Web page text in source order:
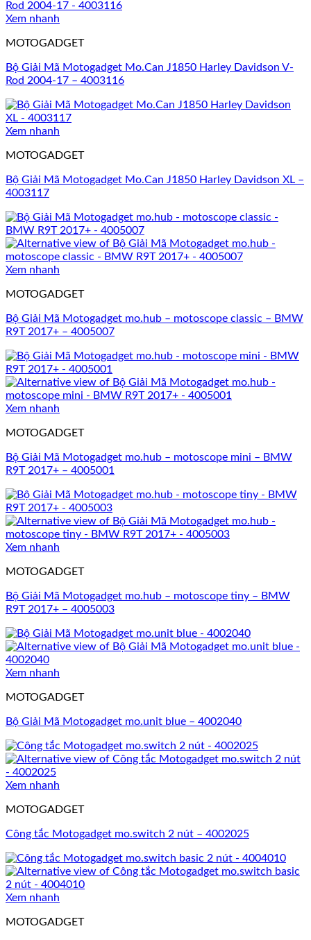
Xem nhanh
MOTOGADGET
Bộ Giải Mã Motogadget Mo.Can J1850 Harley Davidson V-
Rod 2004-17 – 4003116
Xem nhanh
MOTOGADGET
Bộ Giải Mã Motogadget Mo.Can J1850 Harley Davidson XL –
4003117
Xem nhanh
MOTOGADGET
Bộ Giải Mã Motogadget mo.hub – motoscope classic – BMW
R9T 2017+ – 4005007
Xem nhanh
MOTOGADGET
Bộ Giải Mã Motogadget mo.hub – motoscope mini – BMW
R9T 2017+ – 4005001
Xem nhanh
MOTOGADGET
Bộ Giải Mã Motogadget mo.hub – motoscope tiny – BMW
R9T 2017+ – 4005003
Xem nhanh
MOTOGADGET
Bộ Giải Mã Motogadget mo.unit blue – 4002040
Xem nhanh
MOTOGADGET
Công tắc Motogadget mo.switch 2 nút – 4002025
Xem nhanh
MOTOGADGET